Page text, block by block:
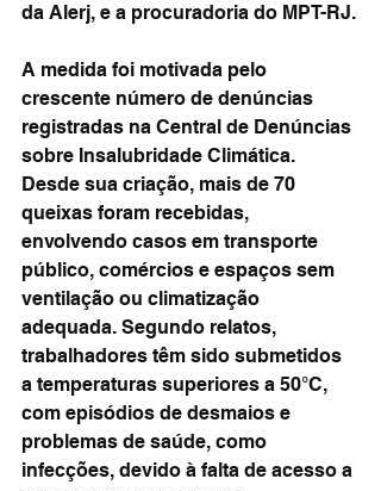
da Alerj, e a procuradoria do MPT-RJ.
A medida foi motivada pelo
crescente número de denúncias
registradas na Central de Denúncias
sobre Insalubridade Climática.
Desde sua criação, mais de 70
queixas foram recebidas,
envolvendo casos em transporte
público, comércios e espaços sem
ventilação ou climatização
adequada. Segundo relatos,
trabalhadores têm sido submetidos
a temperaturas superiores a 50°C,
com episódios de desmaios e
problemas de saúde, como
infecções, devido à falta de acesso a